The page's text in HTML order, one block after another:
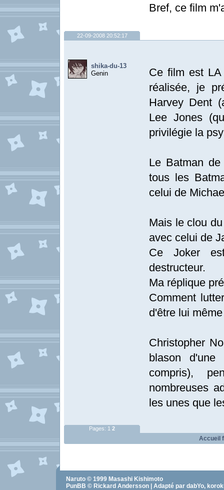
Bref, ce film
22-09-2008 20:52:17
shika-du-13
Genin
Ce film est LA
réalisée, je
Harvey Dent
Lee Jones
privilégie la
Le Batman
tous les
celui de
Mais le clou
avec celui de
Ce Joker
destructeur.
Ma réplique
Comment
d'être lui
Christopher
blason
compris),
nombreuses
les unes que
Pages: 1 2
Accueil
Naruto © 1999 Masashi Kishimoto
PunBB © Rickard Andersson | Adapté par dabYo,